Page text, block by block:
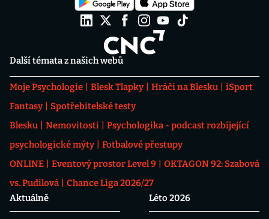
Další témata z našich webů
Moje Psychologie Blesk Tlapky Hráči na Blesku
iSport
Fantasy
Spotřebitelské testy
Blesku
Nemovitosti
Psychologika - podcast rozbíjející
psychologické mýty
Fotbalové přestupy
ONLINE
Eventový prostor Level 9
OKTAGON 92: Szabová
vs. Pudilová
Chance Liga 2026/27
Aktuálně
Léto 2026